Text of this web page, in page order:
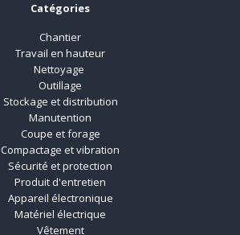
Catégories
Chantier
Travail en hauteur
Nettoyage
Outillage
Stockage et distribution
Manutention
Coupe et forage
Compactage et vibration
Sécurité et protection
Produit d'entretien
Appareil électronique
Matériel électrique
Vêtement